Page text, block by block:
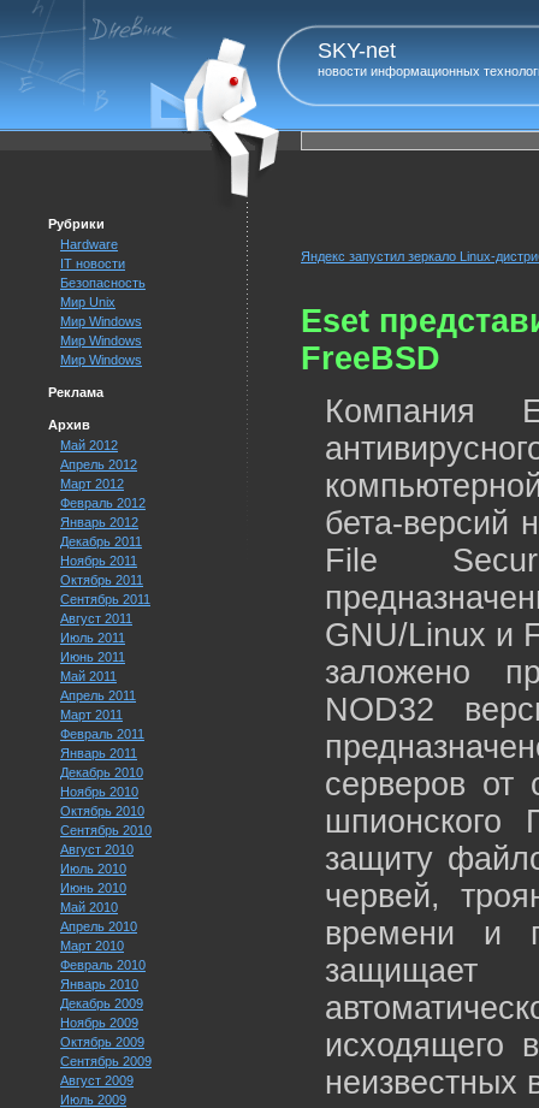
SKY-net
новости информационных
Рубрики
Hardware
IT новости
Безопасность
Мир Unix
Мир Windows
Мир Windows
Мир Windows
Реклама
Архив
Май 2012
Апрель 2012
Март 2012
Февраль 2012
Январь 2012
Декабрь 2011
Ноябрь 2011
Октябрь 2011
Сентябрь 2011
Август 2011
Июль 2011
Июнь 2011
Май 2011
Апрель 2011
Март 2011
Февраль 2011
Январь 2011
Декабрь 2010
Ноябрь 2010
Октябрь 2010
Сентябрь 2010
Август 2010
Июль 2010
Июнь 2010
Май 2010
Апрель 2010
Март 2010
Февраль 2010
Январь 2010
Декабрь 2009
Ноябрь 2009
Октябрь 2009
Сентябрь 2009
Август 2009
Июль 2009
Яндекс запустил зеркало Linux-
Eset
FreeBSD
Компания
бета-версий
File
GNU/Linux и
заложено
NOD32
серверов от
шпионского
защиту
червей,
времени и
исходящего
неизвестных